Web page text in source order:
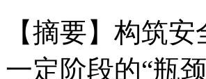
【摘要】构筑
一定阶段的“瓶